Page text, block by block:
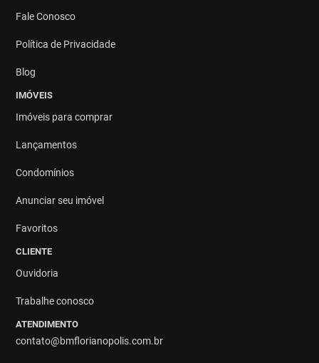
Fale Conosco
Política de Privacidade
Blog
IMÓVEIS
Imóveis para comprar
Lançamentos
Condomínios
Anunciar seu imóvel
Favoritos
CLIENTE
Ouvidoria
Trabalhe conosco
ATENDIMENTO
contato@bmflorianopolis.com.br